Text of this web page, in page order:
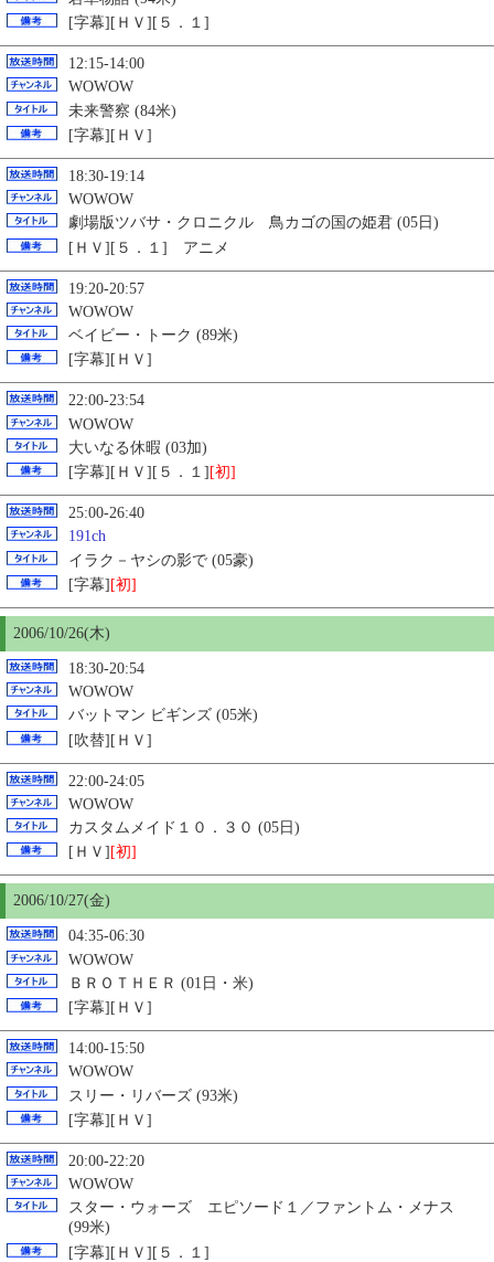
[字幕][ＨＶ][５．１]
12:15-14:00
WOWOW
未来警察 (84米)
[字幕][ＨＶ]
18:30-19:14
WOWOW
劇場版ツバサ・クロニクル 鳥カゴの国の姫君 (05日)
[ＨＶ][５．１] アニメ
19:20-20:57
WOWOW
ベイビー・トーク (89米)
[字幕][ＨＶ]
22:00-23:54
WOWOW
大いなる休暇 (03加)
[字幕][ＨＶ][５．１] [初]
25:00-26:40
191ch
イラク－ヤシの影で (05豪)
[字幕] [初]
2006/10/26(木)
18:30-20:54
WOWOW
バットマン ビギンズ (05米)
[吹替][ＨＶ]
22:00-24:05
WOWOW
カスタムメイド１０．３０ (05日)
[ＨＶ] [初]
2006/10/27(金)
04:35-06:30
WOWOW
ＢＲＯＴＨＥＲ (01日・米)
[字幕][ＨＶ]
14:00-15:50
WOWOW
スリー・リバーズ (93米)
[字幕][ＨＶ]
20:00-22:20
WOWOW
スター・ウォーズ エピソード１／ファントム・メナス
(99米)
[字幕][ＨＶ][５．１]